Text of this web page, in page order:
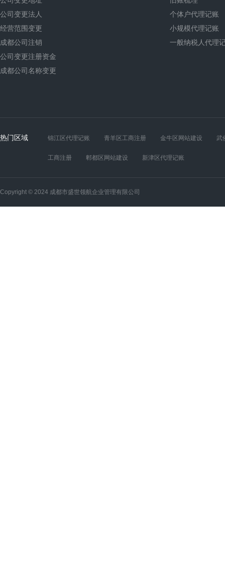
公司变更法人
经营范围变更
成都公司注销
公司变更注册资金
成都公司名称变更
个体户代理记账
小规模代理记账
一般纳税人代理
热门区域 锦江区代理记账 青羊区工商注册 金牛区网站建设 武
工商注册 郫都区网站建设 新津区代理记账
Copyright © 2024 成都市盛世领航企业管理有限公司